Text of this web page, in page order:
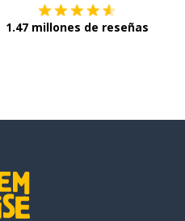
1.47 millones de reseñas